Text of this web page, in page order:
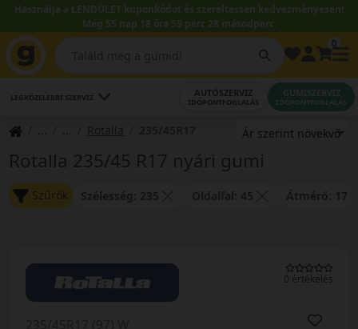
Használja a LENDÜLET kuponkódot és szereltessen kedvezményesen!
Még 55 nap 18 óra 59 perc 28 másodperc.
LEGKÖZELEBBI SZERVIZ AUTÓSZERVIZ
IDŐPONTFOGLALÁS
GUMISZERVIZ
IDŐPONTFOGLALÁS
Rotalla
Rotalla 235/45 R17 nyári gumi
Szűrők
0 értékelés